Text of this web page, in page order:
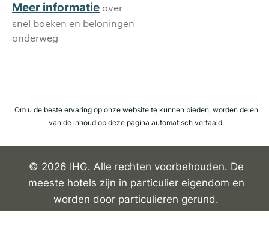
Meer informatie over
snel boeken en beloningen
onderweg
Om u de beste ervaring op onze website te kunnen bieden, worden delen
van de inhoud op deze pagina automatisch vertaald.
© 2026 IHG. Alle rechten voorbehouden. De
meeste hotels zijn in particulier eigendom en
worden door particulieren gerund.